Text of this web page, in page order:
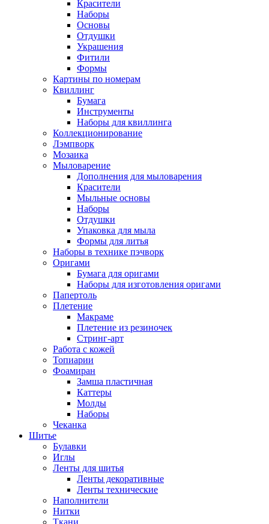
Красители
Наборы
Основы
Отдушки
Украшения
Фитили
Формы
Картины по номерам
Квиллинг
Бумага
Инструменты
Наборы для квиллинга
Коллекционирование
Лэмпворк
Мозаика
Мыловарение
Дополнения для мыловарения
Красители
Мыльные основы
Наборы
Отдушки
Упаковка для мыла
Формы для литья
Наборы в технике пэчворк
Оригами
Бумага для оригами
Наборы для изготовления оригами
Папертоль
Плетение
Макраме
Плетение из резиночек
Стринг-арт
Работа с кожей
Топиарии
Фоамиран
Замша пластичная
Каттеры
Молды
Наборы
Чеканка
Шитье
Булавки
Иглы
Ленты для шитья
Ленты декоративные
Ленты технические
Наполнители
Нитки
Ткани